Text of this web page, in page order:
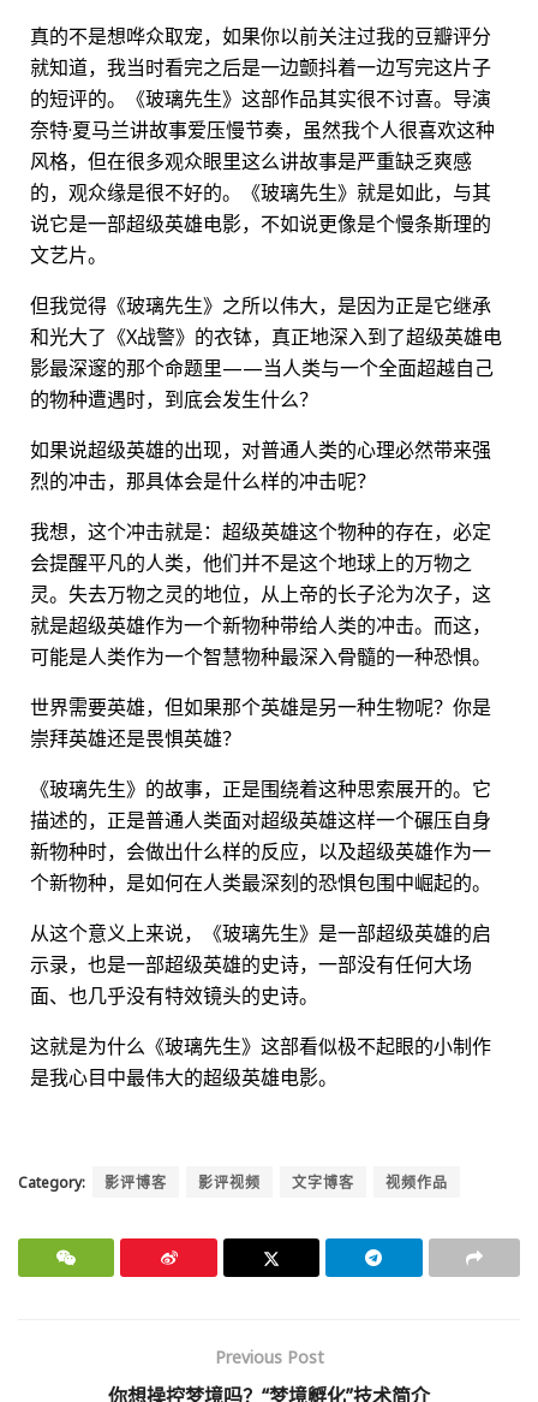
真的不是想哗众取宠，如果你以前关注过我的豆瓣评分
就知道，我当时看完之后是一边颤抖着一边写完这片子
的短评的。《玻璃先生》这部作品其实很不讨喜。导演
奈特·夏马兰讲故事爱压慢节奏，虽然我个人很喜欢这种
风格，但在很多观众眼里这么讲故事是严重缺乏爽感
的，观众缘是很不好的。《玻璃先生》就是如此，与其
说它是一部超级英雄电影，不如说更像是个慢条斯理的
文艺片。
但我觉得《玻璃先生》之所以伟大，是因为正是它继承
和光大了《X战警》的衣钵，真正地深入到了超级英雄电
影最深邃的那个命题里——当人类与一个全面超越自己
的物种遭遇时，到底会发生什么？
如果说超级英雄的出现，对普通人类的心理必然带来强
烈的冲击，那具体会是什么样的冲击呢？
我想，这个冲击就是：超级英雄这个物种的存在，必定
会提醒平凡的人类，他们并不是这个地球上的万物之
灵。失去万物之灵的地位，从上帝的长子沦为次子，这
就是超级英雄作为一个新物种带给人类的冲击。而这，
可能是人类作为一个智慧物种最深入骨髓的一种恐惧。
世界需要英雄，但如果那个英雄是另一种生物呢？你是
崇拜英雄还是畏惧英雄？
《玻璃先生》的故事，正是围绕着这种思索展开的。它
描述的，正是普通人类面对超级英雄这样一个碾压自身
新物种时，会做出什么样的反应，以及超级英雄作为一
个新物种，是如何在人类最深刻的恐惧包围中崛起的。
从这个意义上来说，《玻璃先生》是一部超级英雄的启
示录，也是一部超级英雄的史诗，一部没有任何大场
面、也几乎没有特效镜头的史诗。
这就是为什么《玻璃先生》这部看似极不起眼的小制作
是我心目中最伟大的超级英雄电影。
Category: 影评博客 影评视频 文字博客 视频作品
Previous Post
你想操控梦境吗？“梦境孵化”技术简介